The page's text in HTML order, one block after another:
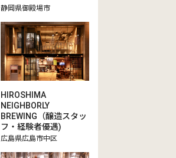
静岡県御殿場市
HIROSHIMA
NEIGHBORLY
BREWING（醸造スタッ
フ・経験者優遇)
広島県広島市中区